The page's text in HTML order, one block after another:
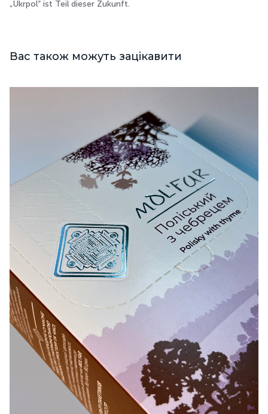
„Ukrpol“ ist Teil dieser Zukunft.
Вас також можуть зацікавити